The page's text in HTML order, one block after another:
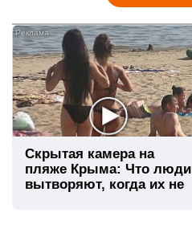
Скрытая камера на
пляже Крыма: Что люди
вытворяют, когда их не